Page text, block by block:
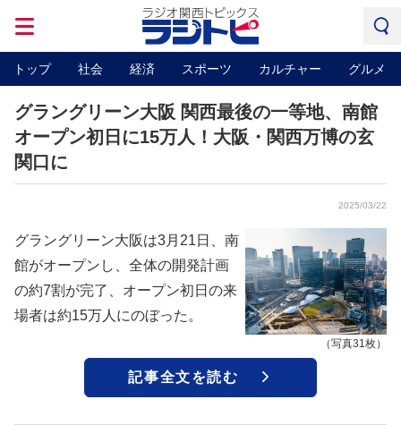
トップ 社会 経済 スポーツ カルチャー グルメ
グラングリーン大阪 関西最後の一等地、南館
オープン初日に15万人！大阪・関西万博の玄
関口に
2025/03/22
（写真31枚）
グラングリーン大阪は3月21日、南
館がオープンし、全体の開発計画
の約7割が完了、オープン初日の来
場者は約15万人にのぼった。
記事全文を読む